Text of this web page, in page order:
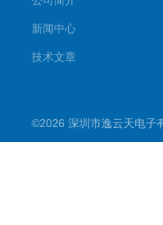
新闻中心
技术文章
©2026 深圳市逸云天电